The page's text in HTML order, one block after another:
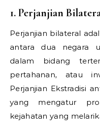
1. Perjanjian
Perjanjian bilateral
antara dua negara
dalam bidang
pertahanan, atau
Perjanjian Ekstradisi
yang mengatur
kejahatan yang